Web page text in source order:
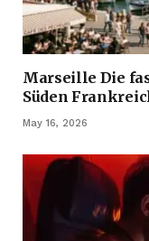
Marseille Die
Süden
May 16, 2026